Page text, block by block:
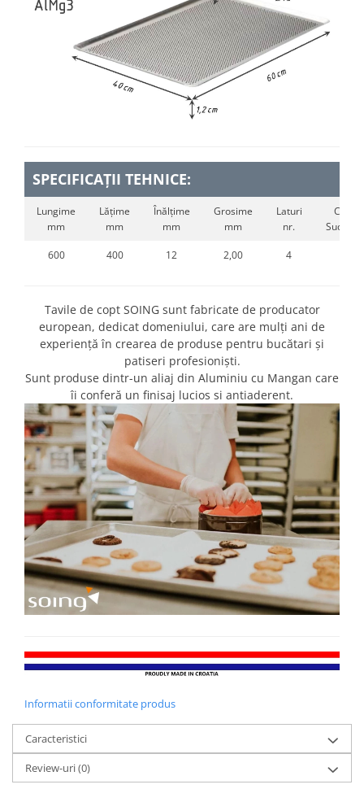
SPECIFICAȚII TEHNICE:
Lungime
mm
Lățime
mm
Înălțime
mm
Grosime
mm
Laturi
nr.
Colțuri
Sudate
600 400 12 2,00 4
Tavile de copt SOING sunt fabricate de producator
european, dedicat domeniului, care are mulți ani de
experiență în crearea de produse pentru bucătari și
patiseri profesioniști.
Sunt produse dintr-un aliaj din Aluminiu cu Mangan care
îi conferă un finisaj lucios si antiaderent.
Informatii conformitate produs
Caracteristici
Review-uri(0)